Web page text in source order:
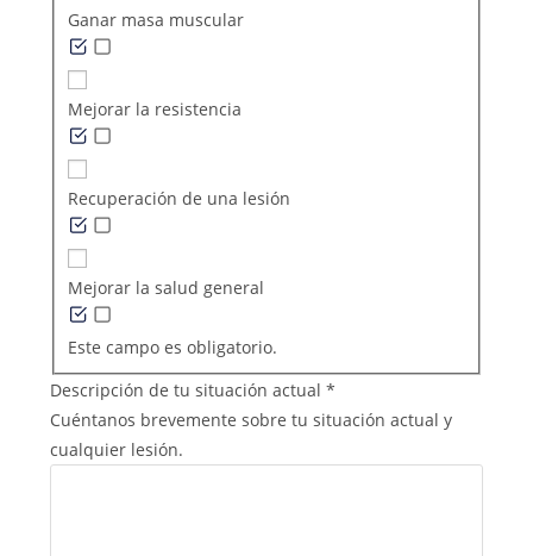
Ganar masa muscular
Mejorar la resistencia
Recuperación de una lesión
Mejorar la salud general
Este campo es obligatorio.
Descripción de tu situación actual*
Cuéntanos brevemente sobre tu situación actual y
cualquier lesión.